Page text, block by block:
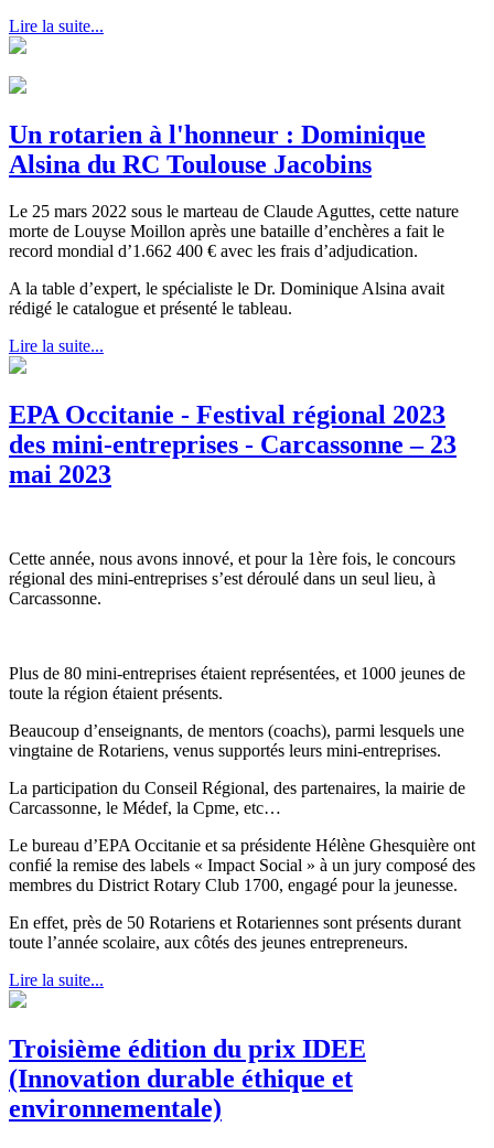
Lire la suite...
Un rotarien à l'honneur : Dominique
Alsina du RC Toulouse Jacobins
Le 25 mars 2022 sous le marteau de Claude Aguttes, cette nature
morte de Louyse Moillon après une bataille d’enchères a fait le
record mondial d’1.662 400 € avec les frais d’adjudication.
A la table d’expert, le spécialiste le Dr. Dominique Alsina avait
rédigé le catalogue et présenté le tableau.
Lire la suite...
EPA Occitanie - Festival régional 2023
des mini-entreprises - Carcassonne – 23
mai 2023
Cette année, nous avons innové, et pour la 1ère fois, le concours
régional des mini-entreprises s’est déroulé dans un seul lieu, à
Carcassonne.
Plus de 80 mini-entreprises étaient représentées, et 1000 jeunes de
toute la région étaient présents.
Beaucoup d’enseignants, de mentors (coachs), parmi lesquels une
vingtaine de Rotariens, venus supportés leurs mini-entreprises.
La participation du Conseil Régional, des partenaires, la mairie de
Carcassonne, le Médef, la Cpme, etc…
Le bureau d’EPA Occitanie et sa présidente Hélène Ghesquière ont
confié la remise des labels « Impact Social » à un jury composé des
membres du District Rotary Club 1700, engagé pour la jeunesse.
En effet, près de 50 Rotariens et Rotariennes sont présents durant
toute l’année scolaire, aux côtés des jeunes entrepreneurs.
Lire la suite...
Troisième édition du prix IDEE
(Innovation durable éthique et
environnementale)